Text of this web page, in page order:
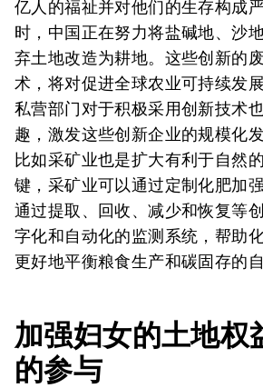
亿人的福祉并对他们的生存构成
时，中国正在努力将盐碱地、沙
弃土地改造为耕地。这些创新的
术，将对促进全球农业可持续发
私营部门对于积极采用创新技术
趣，激发这些创新企业的规模化
比如采矿业也是扩大有利于自然
键，采矿业可以通过定制化肥加
通过提取、回收、减少和恢复等
字化和自动化的监测系统，帮助
更好地平衡粮食生产和碳固存的自
加强妇女的土地权
的参与